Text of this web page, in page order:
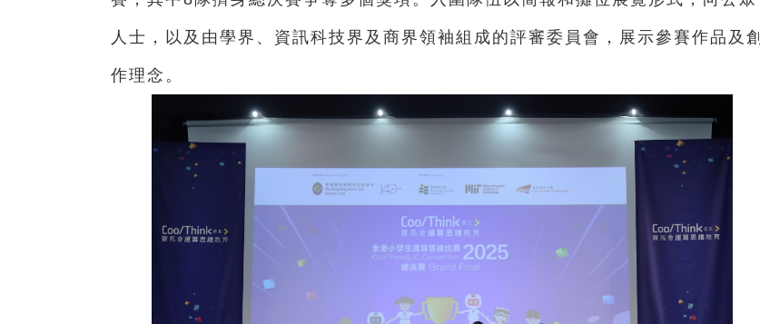
人士，以及由學界、資訊科技界及商界領袖組成的評審委員會，展示參賽作品及創
作理念。